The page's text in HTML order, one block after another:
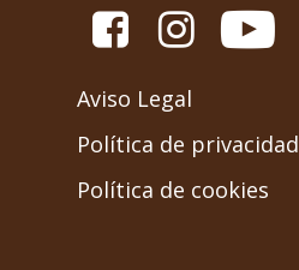
Aviso Legal
Política de privacidad
Política de cookies